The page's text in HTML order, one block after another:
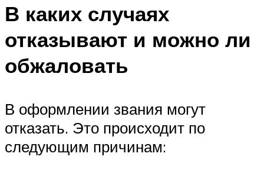
В каких случаях
отказывают и можно ли
обжаловать
В оформлении звания могут
отказать. Это происходит по
следующим причинам: